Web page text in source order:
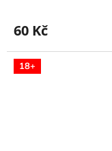
60 Kč
18+